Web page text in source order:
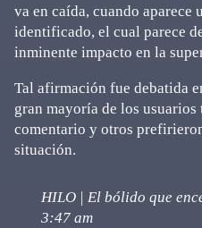
va en caída, cuando aparece
identificado, el cual parece
inminente impacto en la
Tal afirmación fue debatida
gran mayoría de los
comentario y otros
situación.
HILO | El bólido que
3:47 am